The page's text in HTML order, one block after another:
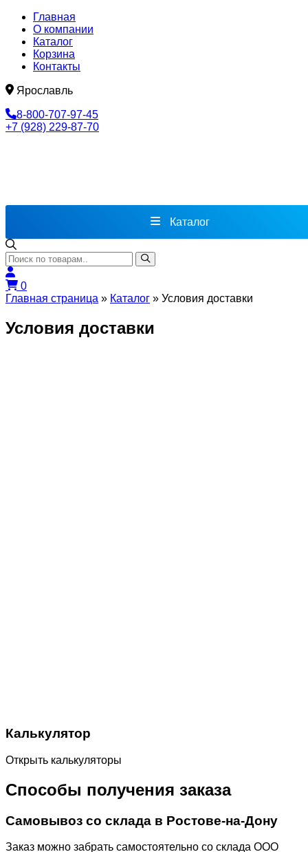
Главная
О компании
Каталог
Корзина
Контакты
Ярославль
8-800-707-97-45
+7 (928) 229-87-70
Каталог
0
Главная страница » Каталог » Условия доставки
Условия доставки
Калькулятор
Открыть калькуляторы
Способы получения заказа
Самовывоз со склада в Ростове-на-Дону
Заказ можно забрать самостоятельно со склада ООО